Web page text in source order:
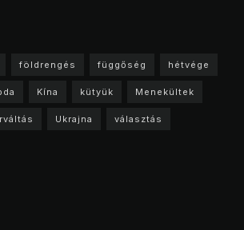
földrengés függőség hétvége
Kína kütyük Menekültek
Ukrajna választás